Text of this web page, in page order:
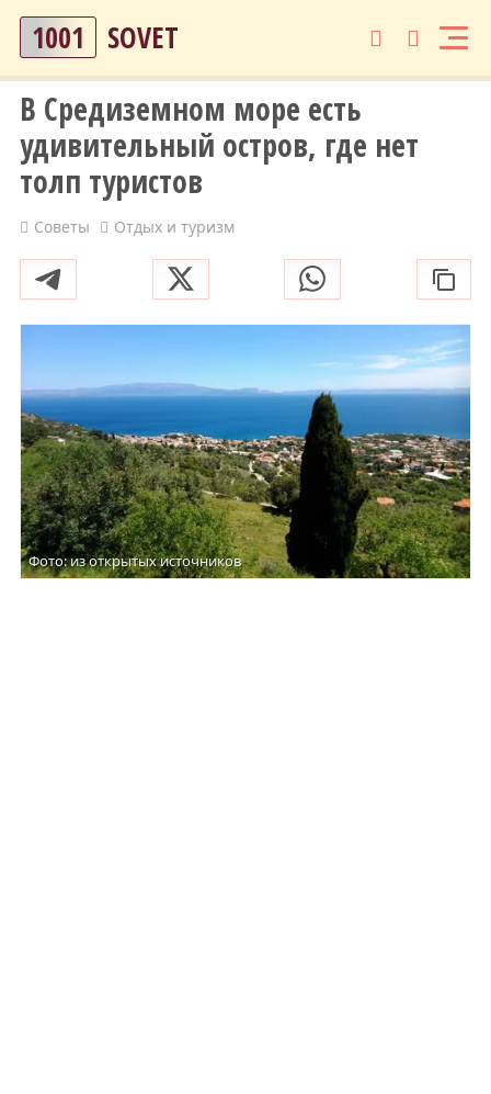
1001 SOVET
В Средиземном море есть
удивительный остров, где нет
толп туристов
Советы Отдых и туризм
Фото: из открытых источников